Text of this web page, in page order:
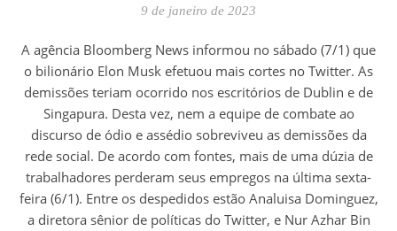
9 de janeiro de 2023
A agência Bloomberg News informou no sábado (7/1) que
o bilionário Elon Musk efetuou mais cortes no Twitter. As
demissões teriam ocorrido nos escritórios de Dublin e de
Singapura. Desta vez, nem a equipe de combate ao
discurso de ódio e assédio sobreviveu as demissões da
rede social. De acordo com fontes, mais de uma dúzia de
trabalhadores perderam seus empregos na última sexta-
feira (6/1). Entre os despedidos estão Analuisa Dominguez,
a diretora sênior de políticas do Twitter, e Nur Azhar Bin